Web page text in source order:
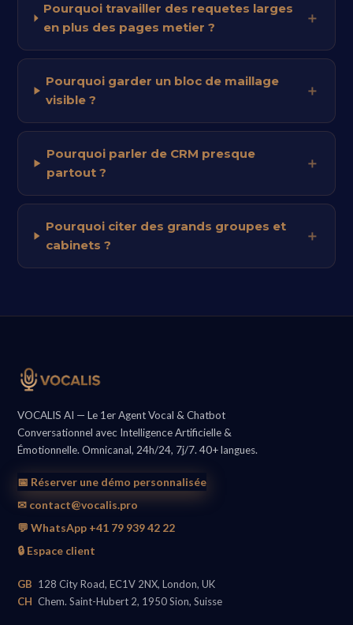
Pourquoi travailler des requetes larges
en plus des pages metier ?
Pourquoi garder un bloc de maillage
visible ?
Pourquoi parler de CRM presque
partout ?
Pourquoi citer des grands groupes et
cabinets ?
VOCALIS AI — Le 1er Agent Vocal & Chatbot
Conversationnel avec Intelligence Artificielle &
Émotionnelle. Omnicanal, 24h/24, 7j/7. 40+ langues.
📅 Réserver une démo personnalisée
✉ contact@vocalis.pro
💬 WhatsApp +41 79 939 42 22
🔒 Espace client
GB 128 City Road, EC1V 2NX, London, UK
CH Chem. Saint-Hubert 2, 1950 Sion, Suisse